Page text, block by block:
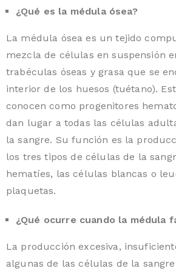
¿Qué es la médula ósea?
La médula ósea es un tejido
mezcla de células en suspensión
trabéculas óseas y grasa que se
interior de los huesos (tuétano).
conocen como progenitores
dan lugar a todas las células
la sangre. Su función es la
los tres tipos de células de la
hematíes, las células blancas o
plaquetas.
¿Qué ocurre cuando la médula
La producción excesiva,
algunas de las células de la